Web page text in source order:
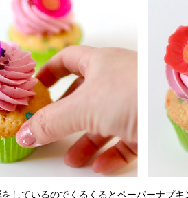
しているのでくるくるとペーパーナプ